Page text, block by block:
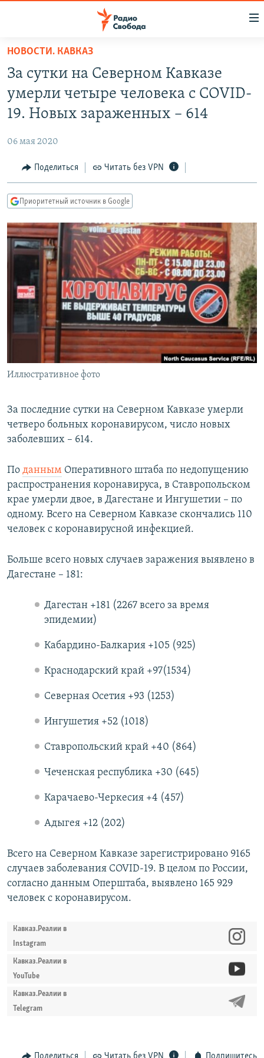
упрощенного
доступа
основному
Вернутся
Вернутся
поиску
ПОДКАСТЫ
АВТОРСКИЕ ПРОЕКТЫ
МНЕНИЯ
КУЛЬТУРА
КАВКАЗ.РЕАЛИИ
СЕВЕР.РЕАЛИИ
СИБИРЬ.РЕАЛИИ
РАСПИСАНИЕ ВЕЩАНИЯ
ПОДПИШИТЕСЬ НА РАССЫЛКУ
СОЦИАЛЬНЫЕ СЕТИ
Все сайты РСЕ/РС
НОВОСТИ. КАВКАЗ
За сутки на Северном Кавказе
умерли четыре человека с COVID-
19. Новых зараженных – 614
06 мая 2020
Поделиться Читать без VPN
Приоритетный источник в Google
Иллюстративное фото
За последние сутки на Северном Кавказе умерли
четверо больных коронавирусом, число новых
заболевших – 614.
По данным Оперативного штаба по недопущению
распространения коронавируса, в Ставропольском
крае умерли двое, в Дагестане и Ингушетии – по
одному. Всего на Северном Кавказе скончались 110
человек с коронавирусной инфекцией.
Больше всего новых случаев заражения выявлено в
Дагестане – 181:
Дагестан +181 (2267 всего за время
эпидемии)
Кабардино-Балкария +105 (925)
Краснодарский край +97(1534)
Северная Осетия +93 (1253)
Ингушетия +52 (1018)
Ставропольский край +40 (864)
Чеченская республика +30 (645)
Карачаево-Черкесия +4 (457)
Адыгея +12 (202)
Всего на Северном Кавказе зарегистрировано 9165
случаев заболевания COVID-19. В целом по России,
согласно данным Оперштаба, выявлено 165 929
человек с коронавирусом.
Кавказ.Реалии в
Instagram
Кавказ.Реалии в
YouTube
Кавказ.Реалии в
Telegram